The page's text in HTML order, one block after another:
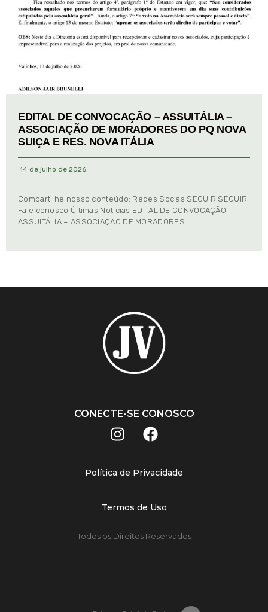
EDITAL DE CONVOCAÇÃO – ASSUITÁLIA –
ASSOCIAÇÃO DE MORADORES DO PQ NOVA
SUIÇA E RES. NOVA ITÁLIA
14 de julho de 2026
Compartilhe nosso conteúdo: Redes Socias SEGUIR SEGUIR
Fale conosco Últimas Notícias EDITAL DE CONVOCAÇÃO –
ASSUITÁLIA – ASSOCIAÇÃO DE MORADORES …
CONECTE-SE CONOSCO
Política de Privacidade
Termos de Uso
Todos os Direitos Reservados